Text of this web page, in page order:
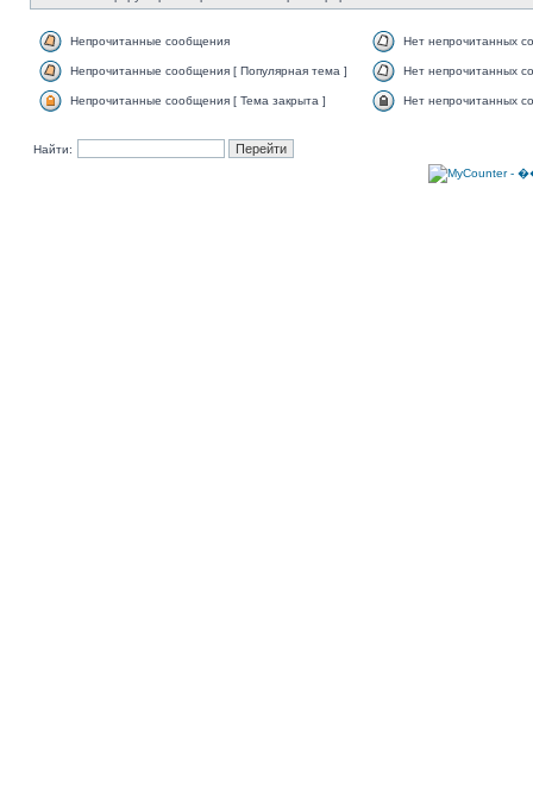
Непрочитанные сообщения Нет непрочитанных
Непрочитанные сообщения [ Популярная тема ] Нет непрочитанных
Непрочитанные сообщения [ Тема закрыта ] Нет непрочитанных
Найти: